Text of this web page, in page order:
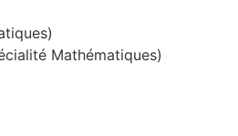
Mathématiques)